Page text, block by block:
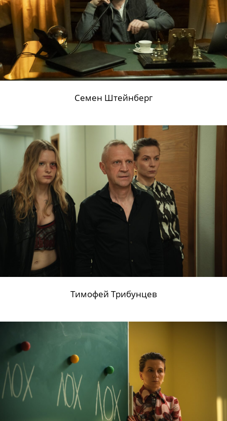
Семен Штейнберг
Тимофей Трибунцев